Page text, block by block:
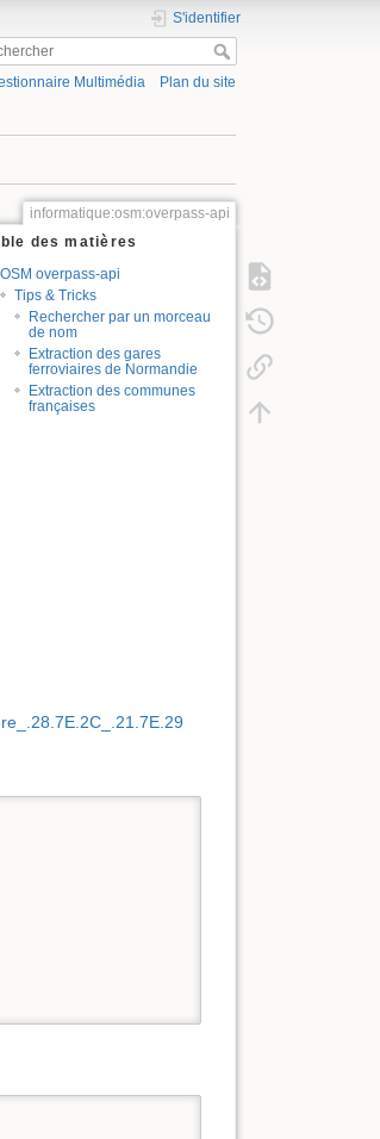
S'identifier
Multimédia Plan du site
informatique:osm:overpass-api
des matières
OSM overpass-api
Tips & Tricks
Rechercher par un morceau
de nom
Extraction des gares
ferroviaires de Normandie
Extraction des communes
françaises